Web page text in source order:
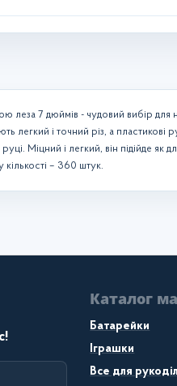
7 дюймів - чудовий вибір для
легкий і точний різ, а
Міцний і легкий, він підійде
кількості – 360 штук.
Каталог
Батарейки
Іграшки
Все для